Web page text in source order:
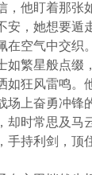
，他盯着那张
安，她想要遁
在空气中交织
如繁星般点缀
如狂风雷鸣。
场上奋勇冲锋
却时常思及马
手持利剑，顶